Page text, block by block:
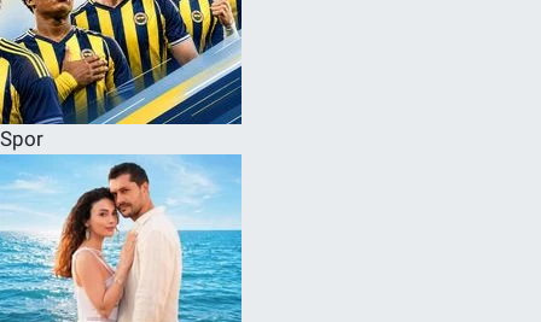
Spor